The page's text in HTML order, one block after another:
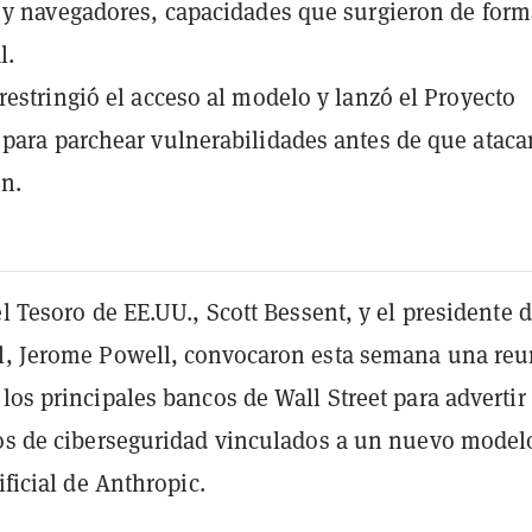
navegadores, capacidades que surgieron de
el acceso al modelo y lanzó el Proyecto
parchear vulnerabilidades antes de que
Tesoro de EE.UU., Scott Bessent, y el presidente
Jerome Powell, convocaron esta semana una
los principales bancos de Wall Street para advertir
de ciberseguridad vinculados a un nuevo
de Anthropic.